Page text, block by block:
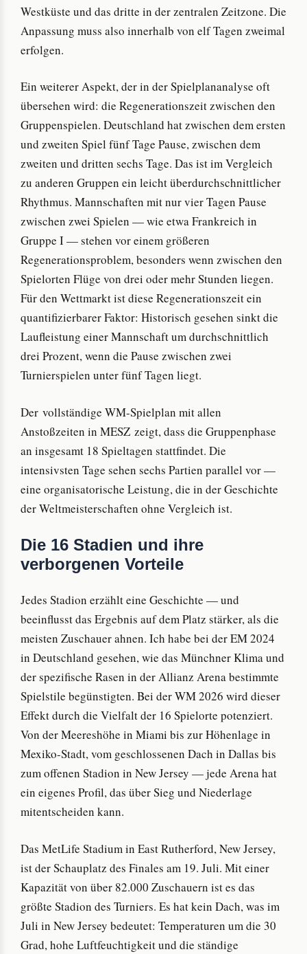
Westküste und das dritte in der zentralen Zeitzone. Die
Anpassung muss also innerhalb von elf Tagen zweimal
erfolgen.
Ein weiterer Aspekt, der in der Spielplananalyse oft
übersehen wird: die Regenerationszeit zwischen den
Gruppenspielen. Deutschland hat zwischen dem ersten
und zweiten Spiel fünf Tage Pause, zwischen dem
zweiten und dritten sechs Tage. Das ist im Vergleich
zu anderen Gruppen ein leicht überdurchschnittlicher
Rhythmus. Mannschaften mit nur vier Tagen Pause
zwischen zwei Spielen — wie etwa Frankreich in
Gruppe I — stehen vor einem größeren
Regenerationsproblem, besonders wenn zwischen den
Spielorten Flüge von drei oder mehr Stunden liegen.
Für den Wettmarkt ist diese Regenerationszeit ein
quantifizierbarer Faktor: Historisch gesehen sinkt die
Laufleistung einer Mannschaft um durchschnittlich
drei Prozent, wenn die Pause zwischen zwei
Turnierspielen unter fünf Tagen liegt.
Der vollständige WM-Spielplan mit allen
Anstoßzeiten in MESZ zeigt, dass die Gruppenphase
an insgesamt 18 Spieltagen stattfindet. Die
intensivsten Tage sehen sechs Partien parallel vor —
eine organisatorische Leistung, die in der Geschichte
der Weltmeisterschaften ohne Vergleich ist.
Die 16 Stadien und ihre
verborgenen Vorteile
Jedes Stadion erzählt eine Geschichte — und
beeinflusst das Ergebnis auf dem Platz stärker, als die
meisten Zuschauer ahnen. Ich habe bei der EM 2024
in Deutschland gesehen, wie das Münchner Klima und
der spezifische Rasen in der Allianz Arena bestimmte
Spielstile begünstigten. Bei der WM 2026 wird dieser
Effekt durch die Vielfalt der 16 Spielorte potenziert.
Von der Meereshöhe in Miami bis zur Höhenlage in
Mexiko-Stadt, vom geschlossenen Dach in Dallas bis
zum offenen Stadion in New Jersey — jede Arena hat
ein eigenes Profil, das über Sieg und Niederlage
mitentscheiden kann.
Das MetLife Stadium in East Rutherford, New Jersey,
ist der Schauplatz des Finales am 19. Juli. Mit einer
Kapazität von über 82.000 Zuschauern ist es das
größte Stadion des Turniers. Es hat kein Dach, was im
Juli in New Jersey bedeutet: Temperaturen um die 30
Grad, hohe Luftfeuchtigkeit und die ständige